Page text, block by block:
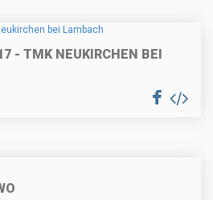
- TMK NEUKIRCHEN BEI